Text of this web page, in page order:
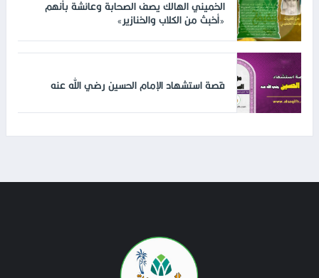
الخميني الهالك يصف الصحابة وعائشة بأنهم
«أخبث من الكلاب والخنازير»
قصة استشهاد الإمام الحسين رضي الله عنه